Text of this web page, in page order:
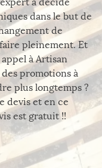
dans le but de
de
pleinement. Et
à Artisan
promotions à
plus longtemps ?
devis et en ce
est gratuit !!